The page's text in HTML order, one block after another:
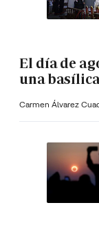
El día de
una
Carmen Álvarez